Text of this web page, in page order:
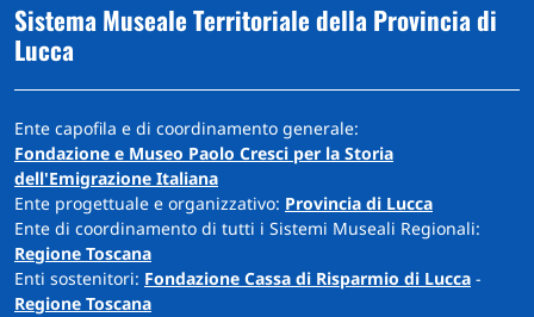
Sistema Museale Territoriale della Provincia di
Lucca
Ente capofila e di coordinamento generale:
Fondazione e Museo Paolo Cresci per la Storia
dell'Emigrazione Italiana
Ente progettuale e organizzativo: Provincia di Lucca
Ente di coordinamento di tutti i Sistemi Museali Regionali:
Regione Toscana
Enti sostenitori: Fondazione Cassa di Risparmio di Lucca -
Regione Toscana